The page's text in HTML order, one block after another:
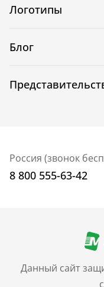
Данный сайт
Логотипы
Блог
Россия (звонок
8 800 555-63-42
+7 (499) 705-30-
Санкт-Петербург
+7 (812) 600-77-